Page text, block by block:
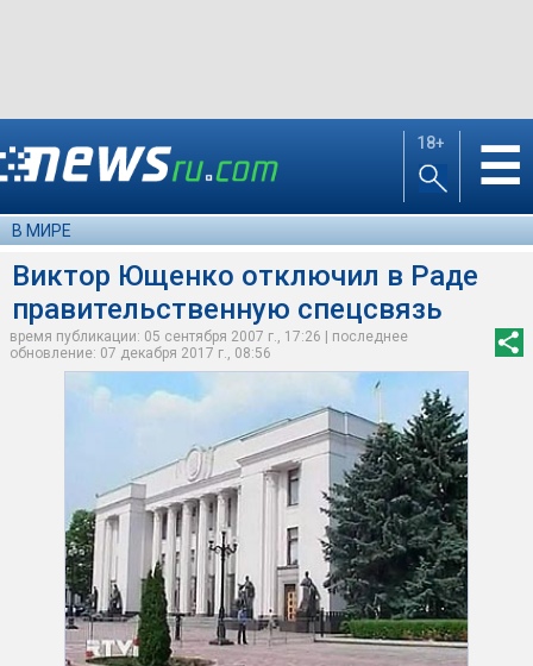
18+ ☰
В МИРЕ
Виктор Ющенко отключил в Раде
правительственную спецсвязь
время публикации: 05 сентября 2007 г., 17:26 | последнее
обновление: 07 декабря 2017 г., 08:56